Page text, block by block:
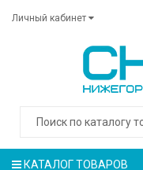
Личный кабинет
КАТАЛОГ ТОВАРОВ